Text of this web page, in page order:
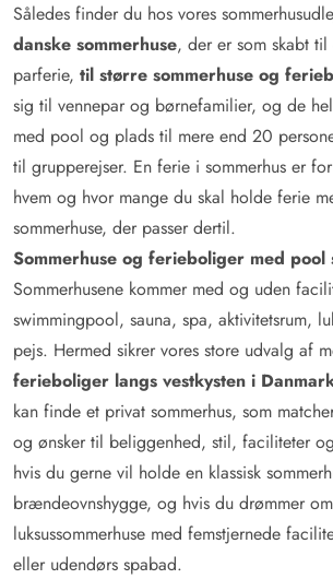
Således finder du hos vores
danske sommerhuse, der er som skabt
parferie, til større sommerhuse og
sig til vennepar og børnefamilier, og de
med pool og plads til mere end 20
til grupperejser. En ferie i sommerhus er
hvem og hvor mange du skal holde ferie
sommerhuse, der passer dertil.
Sommerhuse og ferieboliger med pool
Sommerhusene kommer med og uden
swimmingpool, sauna, spa, aktivitetsrum,
pejs. Hermed sikrer vores store udvalg af
ferieboliger langs vestkysten i
kan finde et privat sommerhus, som
og ønsker til beliggenhed, stil, faciliteter
hvis du gerne vil holde en klassisk
brændeovnshygge, og hvis du drømmer
luksussommerhuse med femstjernede
eller udendørs spabad.